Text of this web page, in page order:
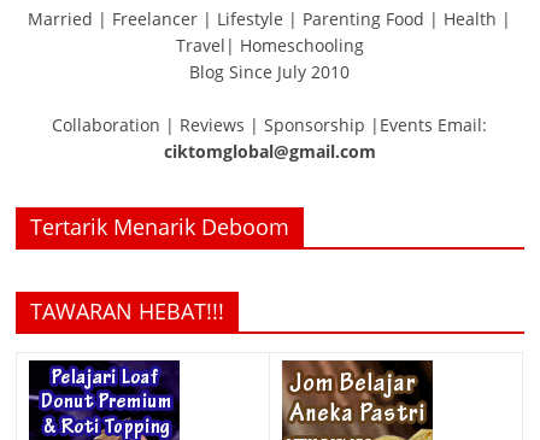
Married | Freelancer | Lifestyle | Parenting Food | Health |
Travel| Homeschooling
Blog Since July 2010
Collaboration | Reviews | Sponsorship |Events Email:
ciktomglobal@gmail.com
Tertarik Menarik Deboom
TAWARAN HEBAT!!!